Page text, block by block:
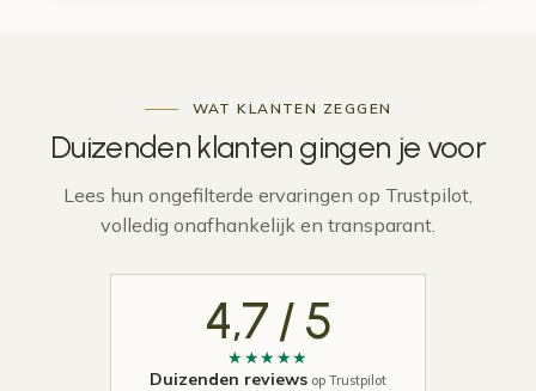
WAT KLANTEN ZEGGEN
Duizenden klanten gingen je voor
Lees hun ongefilterde ervaringen op Trustpilot,
volledig onafhankelijk en transparant.
4,7 / 5
★★★★★
Duizenden reviews op Trustpilot